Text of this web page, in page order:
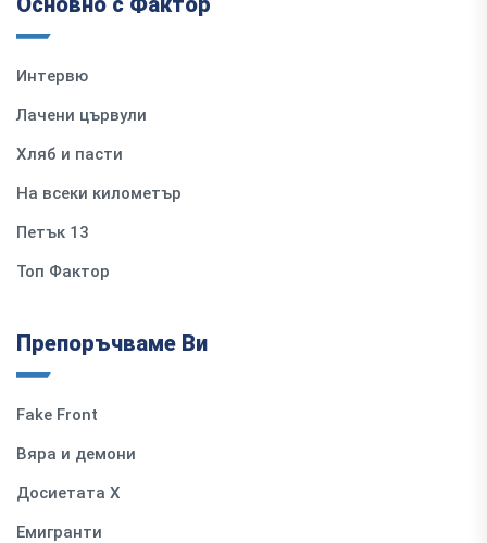
Интервю
Лачени цървули
Хляб и пасти
На всеки километър
Петък 13
Топ Фактор
Препоръчваме Ви
Fake Front
Вяра и демони
Досиетата Х
Емигранти